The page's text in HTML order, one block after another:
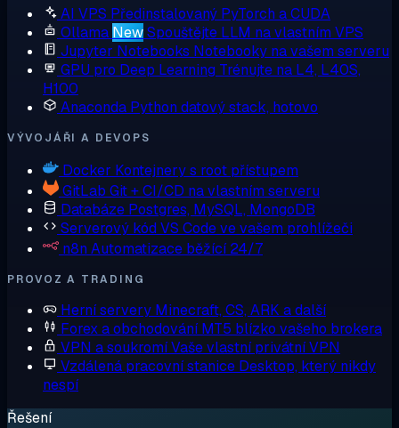
AI VPS Předinstalovaný PyTorch a CUDA
Ollama NewSpouštějte LLM na vlastním VPS
Jupyter Notebooks Notebooky na vašem serveru
GPU pro Deep Learning Trénujte na L4, L40S,
H100
Anaconda Python datový stack, hotovo
VÝVOJÁŘI A DEVOPS
Docker Kontejnery s root přístupem
GitLab Git + CI/CD na vlastním serveru
Databáze Postgres, MySQL, MongoDB
Serverový kód VS Code ve vašem prohlížeči
n8n Automatizace běžící 24/7
PROVOZ A TRADING
Herní servery Minecraft, CS, ARK a další
Forex a obchodování MT5 blízko vašeho brokera
VPN a soukromíVaše vlastní privátní VPN
Vzdálená pracovní stanice Desktop, který nikdy
nespí
Řešení